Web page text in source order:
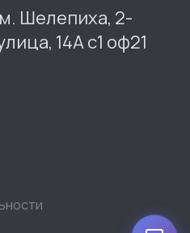
Шелепиха, 2-
14А с1 оф21